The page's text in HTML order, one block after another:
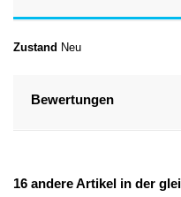
Zustand Neu
Bewertungen
16 andere Artikel in der